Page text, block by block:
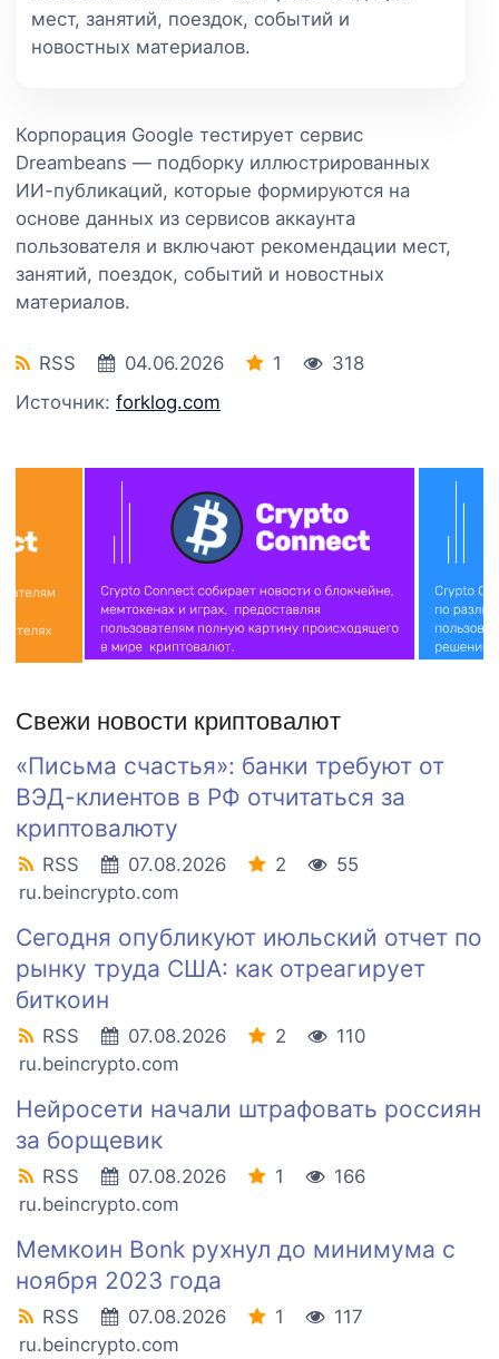
мест, занятий, поездок, событий и
новостных материалов.
Корпорация Google тестирует сервис
Dreambeans — подборку иллюстрированных
ИИ-публикаций, которые формируются на
основе данных из сервисов аккаунта
пользователя и включают рекомендации мест,
занятий, поездок, событий и новостных
материалов.
RSS 04.06.2026 1
318
Источник: forklog.com
Свежи новости криптовалют
«Письма счастья»: банки требуют от
ВЭД-клиентов в РФ отчитаться за
криптовалюту
RSS 07.08.2026 2
55
ru.beincrypto.com
Сегодня опубликуют июльский отчет по
рынку труда США: как отреагирует
биткоин
RSS 07.08.2026 2
110
ru.beincrypto.com
Нейросети начали штрафовать россиян
за борщевик
RSS 07.08.2026 1
166
ru.beincrypto.com
Мемкоин Bonk рухнул до минимума с
ноября 2023 года
RSS 07.08.2026 1
117
ru.beincrypto.com